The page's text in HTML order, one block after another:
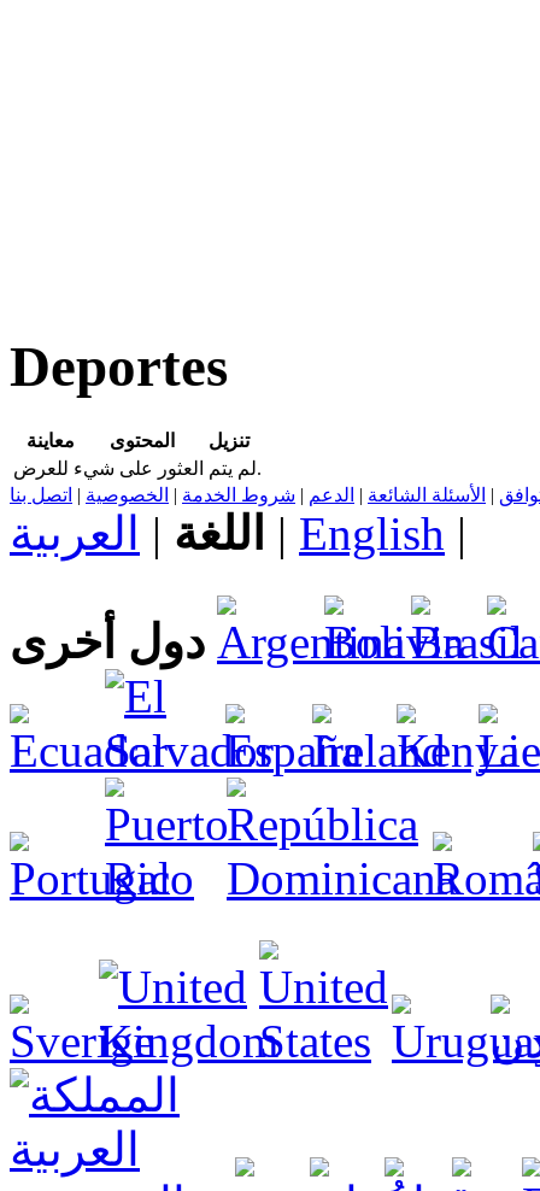
Deportes
معاينة المحتوى
تنزيل
لم يتم العثور على شيء للعرض.
| الأسئلة الشائعة | الدعم | شروط الخدمة | الخصوصية | اتصل بنا
اللغة | العربية | English |
دول أخرى